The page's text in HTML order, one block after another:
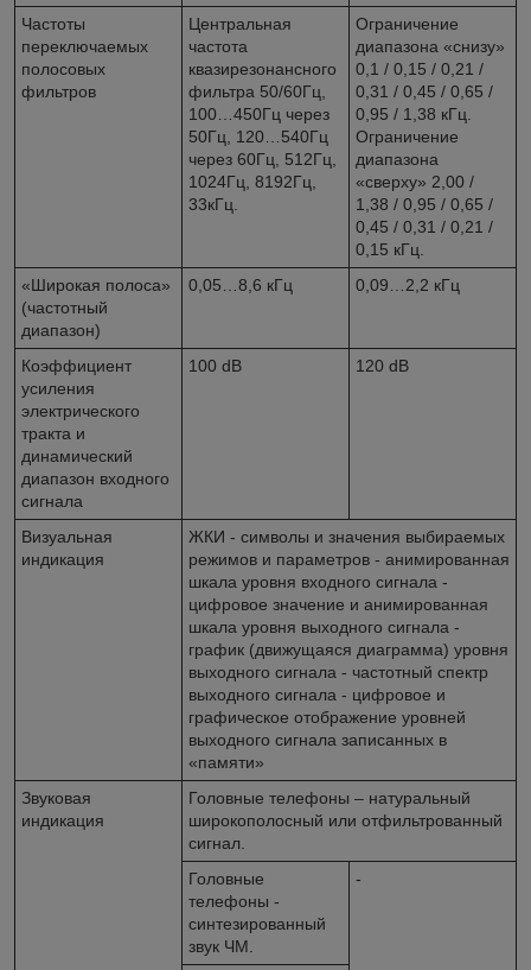
Частоты
переключаемых
полосовых
фильтров
Центральная
частота
квазирезонансного
фильтра 50/60Гц,
100…450Гц через
50Гц, 120…540Гц
через 60Гц, 512Гц,
1024Гц, 8192Гц,
33кГц.
Ограничение
диапазона «снизу»
0,1 / 0,15 / 0,21 /
0,31 / 0,45 / 0,65 /
0,95 / 1,38 кГц.
Ограничение
диапазона
«сверху» 2,00 /
1,38 / 0,95 / 0,65 /
0,45 / 0,31 / 0,21 /
0,15 кГц.
«Широкая полоса»
(частотный
диапазон)
0,05…8,6 кГц 0,09…2,2 кГц
Коэффициент
усиления
электрического
тракта и
динамический
диапазон входного
сигнала
100 dB 120 dB
Визуальная
индикация
ЖКИ - символы и значения выбираемых
режимов и параметров - анимированная
шкала уровня входного сигнала -
цифровое значение и анимированная
шкала уровня выходного сигнала -
график (движущаяся диаграмма) уровня
выходного сигнала - частотный спектр
выходного сигнала - цифровое и
графическое отображение уровней
выходного сигнала записанных в
«памяти»
Звуковая
индикация
Головные телефоны – натуральный
широкополосный или отфильтрованный
сигнал.
Головные
телефоны -
синтезированный
звук ЧМ.
-